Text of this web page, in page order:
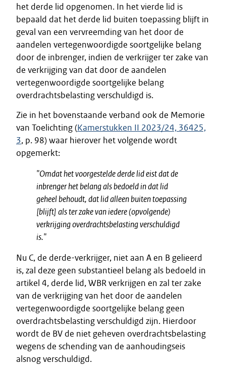
het derde lid opgenomen. In het vierde lid is
bepaald dat het derde lid buiten toepassing blijft in
geval van een vervreemding van het door de
aandelen vertegenwoordigde soortgelijke belang
door de inbrenger, indien de verkrijger ter zake van
de verkrijging van dat door de aandelen
vertegenwoordigde soortgelijke belang
overdrachtsbelasting verschuldigd is.
Zie in het bovenstaande verband ook de Memorie
van Toelichting (Kamerstukken II 2023/24, 36425,
3, p. 98) waar hierover het volgende wordt
opgemerkt:
"Omdat het voorgestelde derde lid eist dat de
inbrenger het belang als bedoeld in dat lid
geheel behoudt, dat lid alleen buiten toepassing
[blijft] als ter zake van iedere (opvolgende)
verkrijging overdrachtsbelasting verschuldigd
is."
Nu C, de derde-verkrijger, niet aan A en B gelieerd
is, zal deze geen substantieel belang als bedoeld in
artikel 4, derde lid, WBR verkrijgen en zal ter zake
van de verkrijging van het door de aandelen
vertegenwoordigde soortgelijke belang geen
overdrachtsbelasting verschuldigd zijn. Hierdoor
wordt de BV de niet geheven overdrachtsbelasting
wegens de schending van de aanhoudingseis
alsnog verschuldigd.